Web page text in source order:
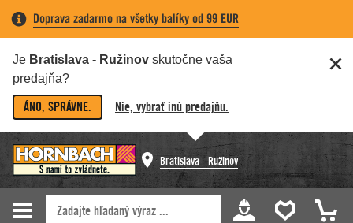
Doprava zadarmo na všetky balíky od 99 EUR
Je Bratislava - Ružinov skutočne vaša
predajňa?
ÁNO, SPRÁVNE. Nie, vybrať inú predajňu.
Bratislava - Ružinov